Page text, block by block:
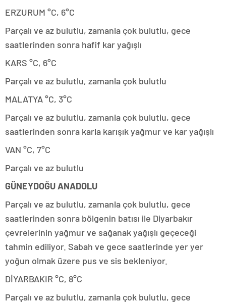
ERZURUM °C, 6°C
Parçalı ve az bulutlu, zamanla çok bulutlu, gece
saatlerinden sonra hafif kar yağışlı
KARS °C, 6°C
Parçalı ve az bulutlu, zamanla çok bulutlu
MALATYA °C, 3°C
Parçalı ve az bulutlu, zamanla çok bulutlu, gece
saatlerinden sonra karla karışık yağmur ve kar yağışlı
VAN °C, 7°C
Parçalı ve az bulutlu
GÜNEYDOĞU ANADOLU
Parçalı ve az bulutlu, zamanla çok bulutlu, gece
saatlerinden sonra bölgenin batısı ile Diyarbakır
çevrelerinin yağmur ve sağanak yağışlı geçeceği
tahmin ediliyor. Sabah ve gece saatlerinde yer yer
yoğun olmak üzere pus ve sis bekleniyor.
DİYARBAKIR °C, 8°C
Parçalı ve az bulutlu, zamanla çok bulutlu, gece